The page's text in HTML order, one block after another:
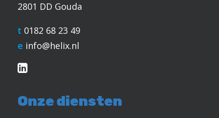
2801 DD Gouda
t 0182 68 23 49
e info@helix.nl
Onze diensten